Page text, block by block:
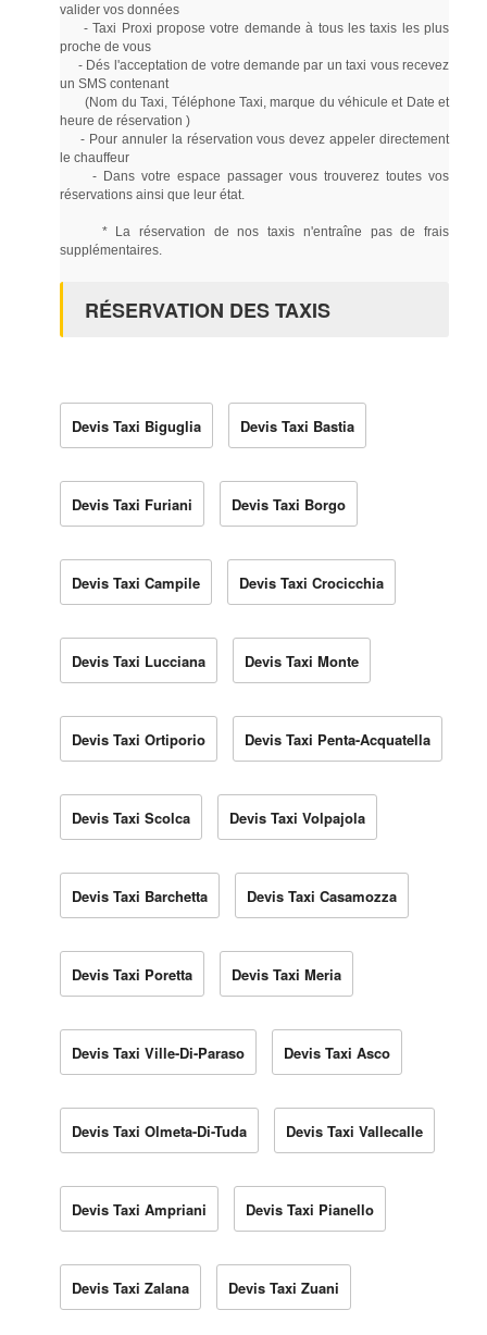
valider vos données
- Taxi Proxi propose votre demande à tous les taxis les plus
proche de vous
- Dés l'acceptation de votre demande par un taxi vous recevez
un SMS contenant
(Nom du Taxi, Téléphone Taxi, marque du véhicule et Date et
heure de réservation )
- Pour annuler la réservation vous devez appeler directement
le chauffeur
- Dans votre espace passager vous trouverez toutes vos
réservations ainsi que leur état.
* La réservation de nos taxis n'entraîne pas de frais
supplémentaires.
RÉSERVATION DES TAXIS
Devis Taxi Biguglia Devis Taxi Bastia
Devis Taxi Furiani Devis Taxi Borgo
Devis Taxi Campile Devis Taxi Crocicchia
Devis Taxi Lucciana Devis Taxi Monte
Devis Taxi Ortiporio Devis Taxi Penta-Acquatella
Devis Taxi Scolca Devis Taxi Volpajola
Devis Taxi Barchetta Devis Taxi Casamozza
Devis Taxi Poretta Devis Taxi Meria
Devis Taxi Ville-Di-Paraso Devis Taxi Asco
Devis Taxi Olmeta-Di-Tuda Devis Taxi Vallecalle
Devis Taxi Ampriani Devis Taxi Pianello
Devis Taxi Zalana Devis Taxi Zuani